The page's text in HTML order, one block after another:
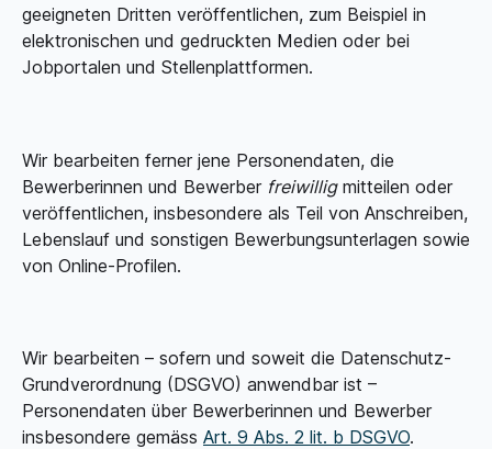
geeigneten Dritten veröffentlichen, zum Beispiel in
elektronischen und gedruckten Medien oder bei
Jobportalen und Stellenplattformen.
Wir bearbeiten ferner jene Personendaten, die
Bewerberinnen und Bewerber freiwilligmitteilen oder
veröffentlichen, insbesondere als Teil von Anschreiben,
Lebenslauf und sonstigen Bewerbungsunterlagen sowie
von Online-Profilen.
Wir bearbeiten – sofern und soweit die Datenschutz-
Grundverordnung (DSGVO) anwendbar ist –
Personendaten über Bewerberinnen und Bewerber
insbesondere gemäss Art. 9 Abs. 2 lit. b DSGVO.